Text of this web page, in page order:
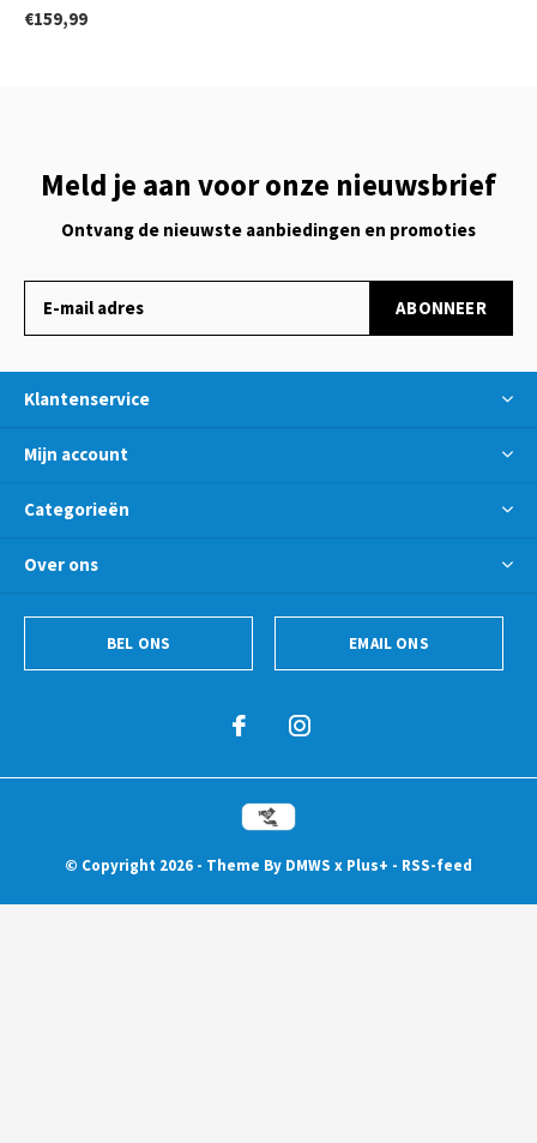
€159,99
Meld je aan voor onze nieuwsbrief
Ontvang de nieuwste aanbiedingen en promoties
ABONNEER
Klantenservice
Mijn account
Categorieën
Over ons
BEL ONS EMAIL ONS
© Copyright 2026 - Theme By DMWS x Plus+ - RSS-feed